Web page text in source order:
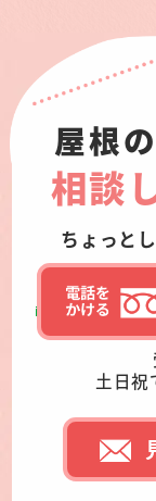
屋根
相談
ちょっと
土日祝